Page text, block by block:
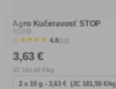
Agro Kučeravosť STOP
4.8 (12)
3,63 €
,50 €/kg